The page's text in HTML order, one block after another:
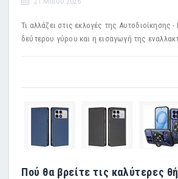
Τι αλλάζει στις εκλογές της Αυτοδιοίκησης
δεύτερου γύρου και η εισαγωγή της
Πού θα βρείτε τις καλύτερες